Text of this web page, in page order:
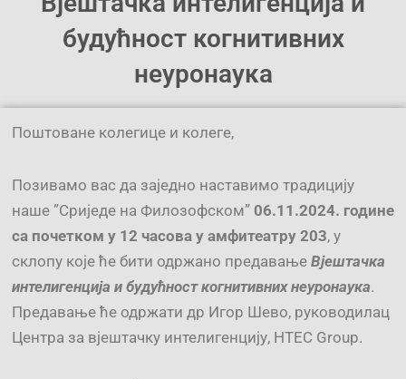
будућност когнитивних
неуронаука
Поштоване колегице и колеге,
Позивамо вас да заједно наставимо традицију
наше ”Сриједе на Филозофском” 06.11.2024. године
са почетком у 12 часова у амфитеатру 203, у
склопу које ће бити одржано предавање Вјештачка
интелигенција и будућност когнитивних неуронаука.
Предавање ће одржати др Игор Шево, руководилац
Центра за вјештачку интелигенцију, HTEC Group.